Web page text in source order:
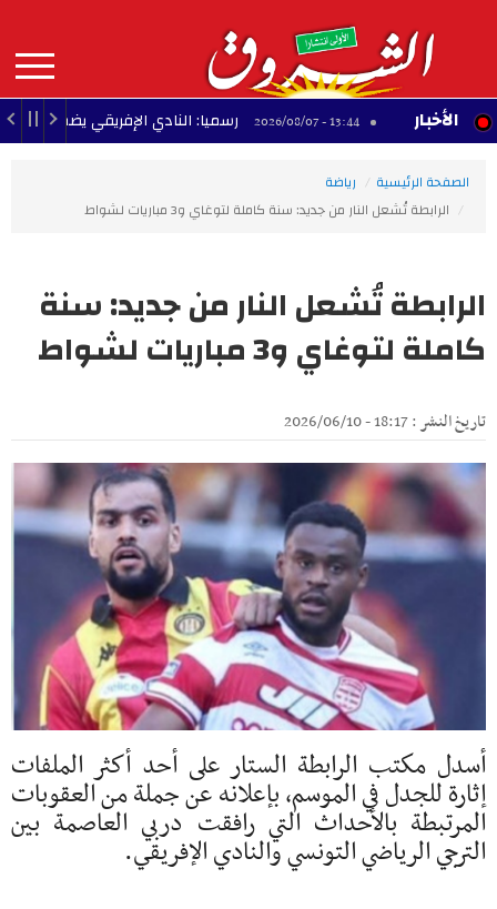
contenu
principal
MAIN
NAVIGATION الأخبار13:44 - 2026/08/07 رسميا: النادي الإفريقي يضم المهاجم تادوس
الصفحة الرئيسية
رياضة
الرابطة تُشعل النار من جديد: سنة كاملة لتوغاي و3 مباريات لشواط
الرابطة تُشعل النار من جديد: سنة
كاملة لتوغاي و3 مباريات لشواط
تاريخ النشر : 18:17 - 2026/06/10
أسدل مكتب الرابطة الستار على أحد أكثر الملفات
إثارة للجدل في الموسم، بإعلانه عن جملة من العقوبات
المرتبطة بالأحداث التي رافقت دربي العاصمة بين
الترجي الرياضي التونسي والنادي الإفريقي.